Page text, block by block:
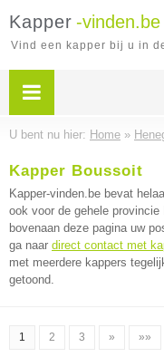
Kapper -vinden.be
Vind een kapper bij u in
U bent nu hier: Home »
Kapper Boussoit
Kapper-vinden.be bevat
ook voor de gehele provincie
bovenaan deze pagina uw
ga naar direct contact met
met meerdere kappers
getoond.
1 2 3 » »»